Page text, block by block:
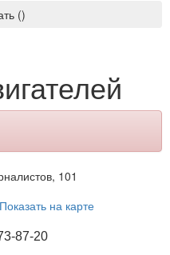
()
101
Показать на карте
87-20